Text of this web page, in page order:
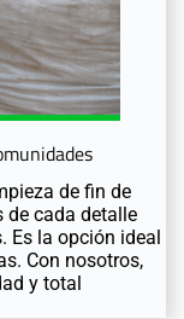
de fin de
de cada detalle
Es la opción ideal
Con nosotros,
y total